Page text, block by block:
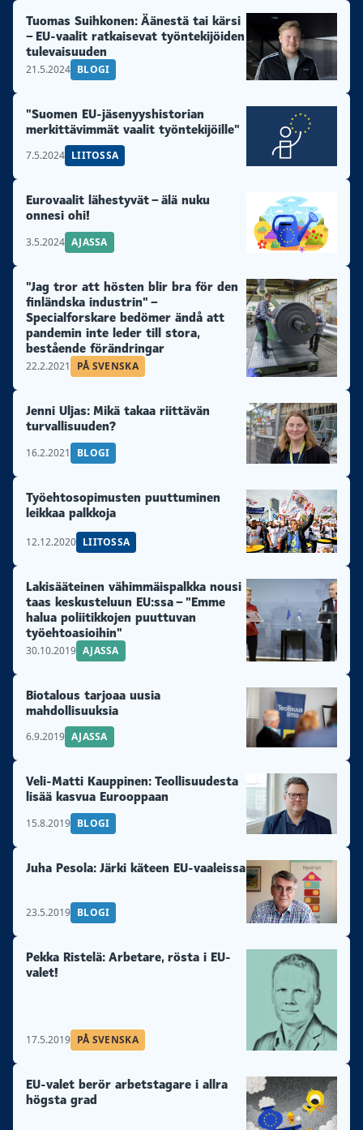
Tuomas Suihkonen: Äänestä tai kärsi
– EU-vaalit ratkaisevat työntekijöiden
tulevaisuuden
21.5.2024 BLOGI
"Suomen EU-jäsenyyshistorian
merkittävimmät vaalit työntekijöille"
7.5.2024 LIITOSSA
Eurovaalit lähestyvät – älä nuku
onnesi ohi!
3.5.2024 AJASSA
"Jag tror att hösten blir bra för den
finländska industrin" –
Specialforskare bedömer ändå att
pandemin inte leder till stora,
bestående förändringar
22.2.2021 PÅ SVENSKA
Jenni Uljas: Mikä takaa riittävän
turvallisuuden?
16.2.2021 BLOGI
Työehtosopimusten puuttuminen
leikkaa palkkoja
12.12.2020 LIITOSSA
Lakisääteinen vähimmäispalkka nousi
taas keskusteluun EU:ssa – "Emme
halua poliitikkojen puuttuvan
työehtoasioihin"
30.10.2019 AJASSA
Biotalous tarjoaa uusia
mahdollisuuksia
6.9.2019 AJASSA
Veli-Matti Kauppinen: Teollisuudesta
lisää kasvua Eurooppaan
15.8.2019 BLOGI
Juha Pesola: Järki käteen EU-vaaleissa
23.5.2019 BLOGI
Pekka Ristelä: Arbetare, rösta i EU-
valet!
17.5.2019 PÅ SVENSKA
EU-valet berör arbetstagare i allra
högsta grad